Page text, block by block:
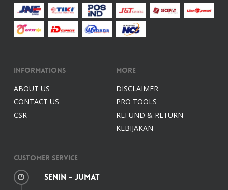
Informations
ABOUT US
CONTACT US
CSR
More
DISCLAIMER
PRO TOOLS
REFUND & RETURN
KEBIJAKAN
Customer Service
Senin - Jumat